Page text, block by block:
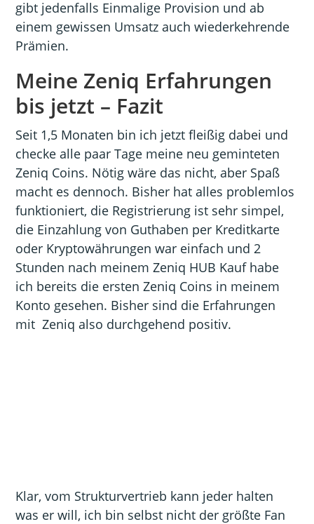
gibt jedenfalls Einmalige Provision und ab
einem gewissen Umsatz auch wiederkehrende
Prämien.
Meine Zeniq Erfahrungen
bis jetzt – Fazit
Seit 1,5 Monaten bin ich jetzt fleißig dabei und
checke alle paar Tage meine neu geminteten
Zeniq Coins. Nötig wäre das nicht, aber Spaß
macht es dennoch. Bisher hat alles problemlos
funktioniert, die Registrierung ist sehr simpel,
die Einzahlung von Guthaben per Kreditkarte
oder Kryptowährungen war einfach und 2
Stunden nach meinem Zeniq HUB Kauf habe
ich bereits die ersten Zeniq Coins in meinem
Konto gesehen. Bisher sind die Erfahrungen
mit Zeniq also durchgehend positiv.
Klar, vom Strukturvertrieb kann jeder halten
was er will, ich bin selbst nicht der größte Fan